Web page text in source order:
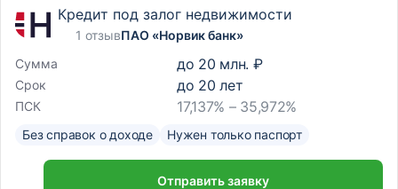
Кредит под залог недвижимости
1 отзывПАО «Норвик банк»
Сумма
до 20 млн. ₽
Срок до 20 лет
ПСК 17,137% – 35,972%
Без справок о доходе Нужен только паспорт
Отправить заявку